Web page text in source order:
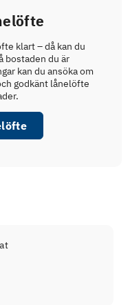
klart – då kan du
bostaden du är
kan du ansöka om
godkänt lånelöfte